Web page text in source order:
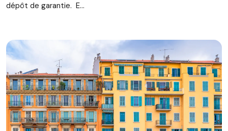
dépôt de garantie. E...